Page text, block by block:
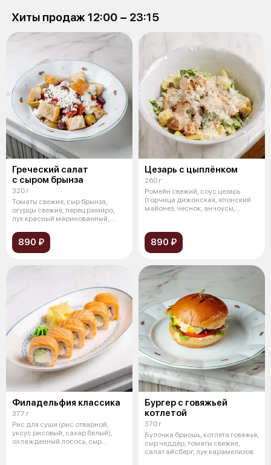
Хиты продаж 12:00 − 23:15
Греческий салат
с сыром брынза
320 г
Томаты свежие, сыр брынза,
огурцы свежие, перец рамиро,
лук красный маринованный,
890 ₽
Цезарь с цыплёнком
260 г
Ромейн свежий, соус цезарь
(горчица дижонская, японский
майонез, чеснок, анчоусы,
890 ₽
Филадельфия классика
377 г
Рис для суши (рис отварной,
уксус рисовый, сахар белый),
охлажденный лосось, сыр
Бургер с говяжьей
котлетой
370 г
Булочка бриошь, котлета говяжья,
сыр чеддер, томаты свежие,
салат айсберг, лук карамелизов